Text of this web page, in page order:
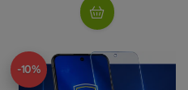
-10%